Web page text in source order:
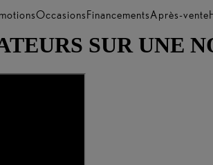
OccasionsFinancementsAprès-vente
SUR UNE